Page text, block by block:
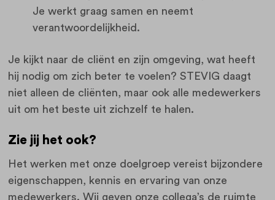
Je werkt graag samen en neemt
verantwoordelijkheid.
Je kijkt naar de cliënt en zijn omgeving, wat heeft
hij nodig om zich beter te voelen? STEVIG daagt
niet alleen de cliënten, maar ook alle medewerkers
uit om het beste uit zichzelf te halen.
Zie jij het ook?
Het werken met onze doelgroep vereist bijzondere
eigenschappen, kennis en ervaring van onze
medewerkers. Wij geven onze collega’s de ruimte